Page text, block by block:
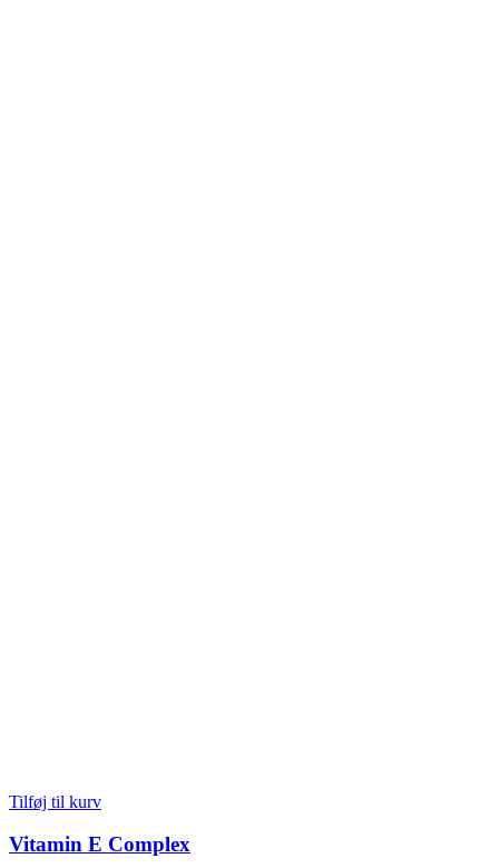
Tilføj til kurv
Vitamin E Complex